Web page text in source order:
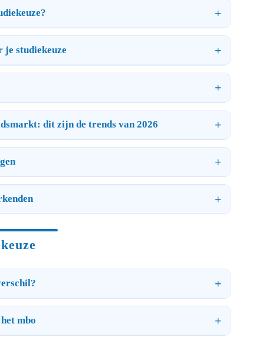
studiekeuze
dit zijn de trends van 2026
mbo